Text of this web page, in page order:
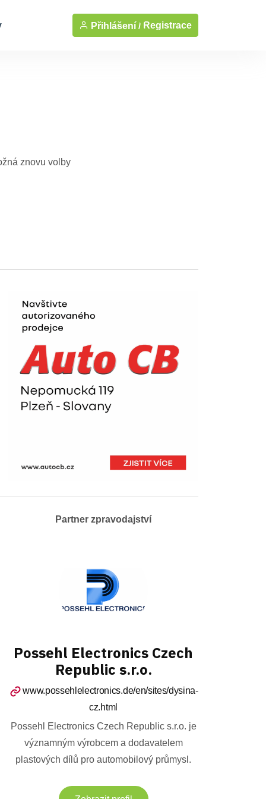
Přihlášení / Registrace
Partner zpravodajství
Possehl Electronics Czech
Republic s.r.o.
www.possehlelectronics.de/en/sites/dysina-
cz.html
Possehl Electronics Czech Republic s.r.o. je
významným výrobcem a dodavatelem
plastových dílů pro automobilový průmysl.